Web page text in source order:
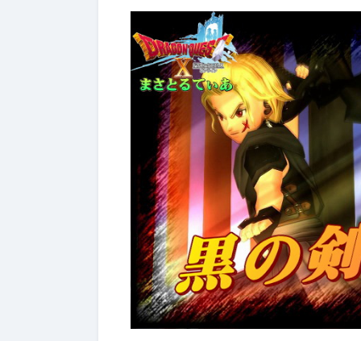
ぶっちゃけ武器評価
【ドラクエ10】レーザーエッ
ジぶっちゃけどうよ！？クリ
2026年7月4日
【ドラク
ールドぶ